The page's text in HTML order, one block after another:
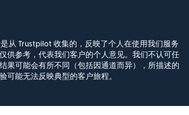
从 Trustpilot 收集的，反映了个人在使用我们服务
供参考，代表我们客户的个人意见。我们不认可任
果可能会有所不同（包括因通道而异），所描述的
可能无法反映典型的客户旅程。